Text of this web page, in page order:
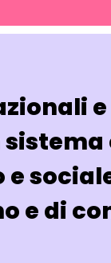
e
e di